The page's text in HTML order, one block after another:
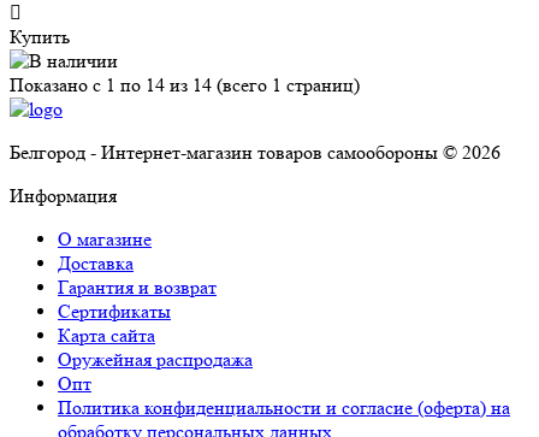
Купить
Показано с 1 по 14 из 14 (всего 1 страниц)
Белгород - Интернет-магазин товаров самообороны © 2026
Информация
О магазине
Доставка
Гарантия и возврат
Сертификаты
Карта сайта
Оружейная распродажа
Опт
Политика конфиденциальности и согласие (оферта) на
обработку персональных данных